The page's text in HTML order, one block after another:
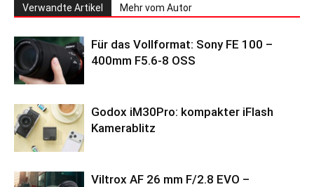
Verwandte Artikel Mehr vom Autor
Für das Vollformat: Sony FE 100 –
400mm F5.6-8 OSS
Godox iM30Pro: kompakter iFlash
Kamerablitz
Viltrox AF 26 mm F/2.8 EVO –